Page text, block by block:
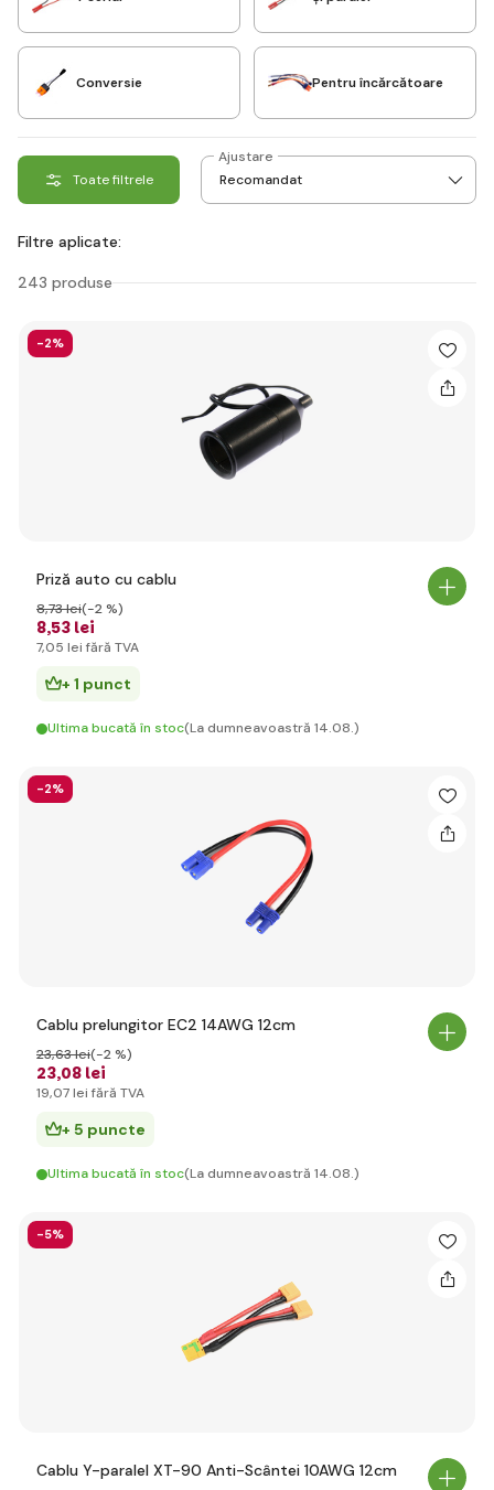
Conversie Pentru încărcătoare
Toate filtrele
Ajustare
Filtre aplicate:
243 produse
-2%
Priză auto cu cablu
8,53 lei
8,73 lei(-2 %)
7,05 lei fără TVA
+ 1 punct
Ultima bucată în stoc(La dumneavoastră 14.08.)
-2%
Cablu prelungitor EC2 14AWG 12cm
23,08 lei
23,63 lei(-2 %)
19,07 lei fără TVA
+ 5 puncte
Ultima bucată în stoc(La dumneavoastră 14.08.)
-5%
Cablu Y-paralel XT-90 Anti-Scântei 10AWG 12cm